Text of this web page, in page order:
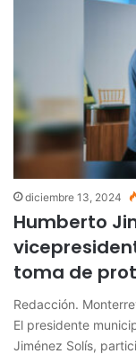
diciembre 13, 2024
Humberto
toma de
Redacción.
El presidente
Jiménez Solís,